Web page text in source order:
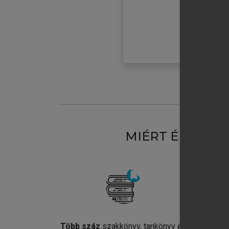
MIÉRT
Több száz szakkönyv, tankönyv és